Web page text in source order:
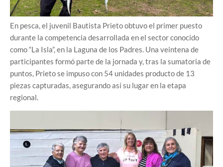
En pesca, el juvenil Bautista Prieto obtuvo el primer puesto
durante la competencia desarrollada en el sector conocido
como “La Isla”, en la Laguna de los Padres. Una veintena de
participantes formó parte de la jornada y, tras la sumatoria de
puntos, Prieto se impuso con 54 unidades producto de 13
piezas capturadas, asegurando así su lugar en la etapa
regional.